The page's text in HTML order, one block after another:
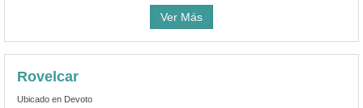
Ver Más
Rovelcar
Ubicado en Devoto